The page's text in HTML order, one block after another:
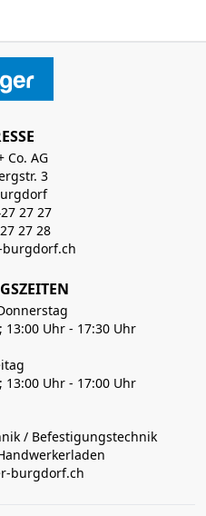
Co. AG
3
27 27
27 28
13:00 Uhr - 17:30 Uhr
13:00 Uhr - 17:00 Uhr
/ Befestigungstechnik
burgdorf.ch